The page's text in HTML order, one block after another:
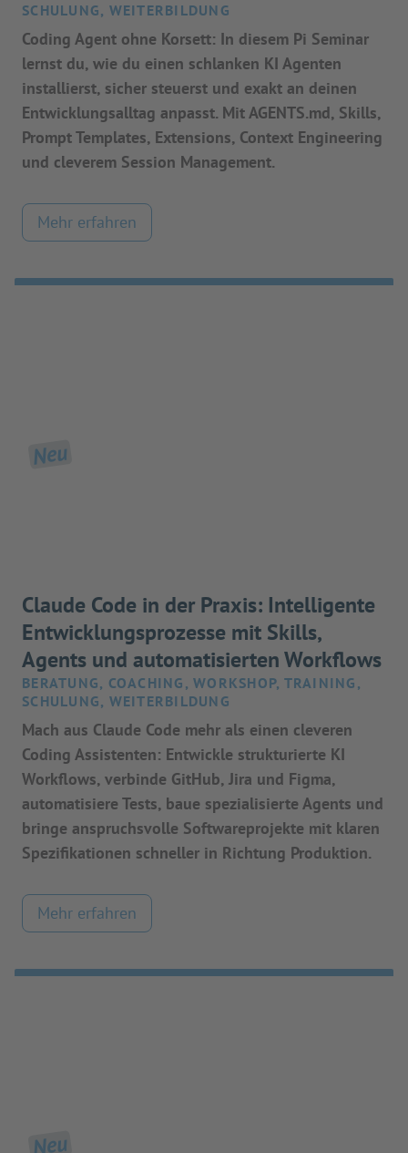
SCHULUNG, WEITERBILDUNG
Coding Agent ohne Korsett: In diesem Pi Seminar
lernst du, wie du einen schlanken KI Agenten
installierst, sicher steuerst und exakt an deinen
Entwicklungsalltag anpasst. Mit AGENTS.md, Skills,
Prompt Templates, Extensions, Context Engineering
und cleverem Session Management.
Mehr erfahren
Neu
Claude Code in der Praxis: Intelligente
Entwicklungsprozesse mit Skills,
Agents und automatisierten Workflows
BERATUNG, COACHING, WORKSHOP, TRAINING,
SCHULUNG, WEITERBILDUNG
Mach aus Claude Code mehr als einen cleveren
Coding Assistenten: Entwickle strukturierte KI
Workflows, verbinde GitHub, Jira und Figma,
automatisiere Tests, baue spezialisierte Agents und
bringe anspruchsvolle Softwareprojekte mit klaren
Spezifikationen schneller in Richtung Produktion.
Mehr erfahren
Neu